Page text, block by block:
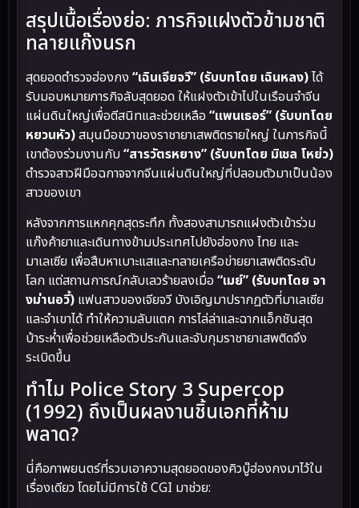
สรุปเนื้อเรื่องย่อ: ภารกิจแฝงตัวข้ามชาติ
ทลายแก๊งนรก
สุดยอดตำรวจฮ่องกง “เฉินเจียจวี” (รับบทโดย เฉินหลง)ได้
รับมอบหมายภารกิจลับสุดยอด ให้แฝงตัวเข้าไปในเรือนจำจีน
แผ่นดินใหญ่เพื่อตีสนิทและช่วยเหลือ “แพนเธอร์” (รับบทโดย
หยวนหัว)สมุนมือขวาของราชายาเสพติดรายใหญ่ ในภารกิจนี้
เขาต้องร่วมงานกับ“สารวัตรหยาง” (รับบทโดย มิเชล โหย่ว)
ตำรวจสาวฝีมือฉกาจจากจีนแผ่นดินใหญ่ที่ปลอมตัวมาเป็นน้อง
สาวของเขา
หลังจากการแหกคุกสุดระทึก ทั้งสองสามารถแฝงตัวเข้าร่วม
แก๊งค้ายาและเดินทางข้ามประเทศไปยังฮ่องกง ไทย และ
มาเลเซีย เพื่อสืบหาเบาะแสและทลายเครือข่ายยาเสพติดระดับ
โลก แต่สถานการณ์กลับเลวร้ายลงเมื่อ “เมย์” (รับบทโดย จา
งม่านอวี้) แฟนสาวของเจียจวี บังเอิญมาปรากฏตัวที่มาเลเซีย
และจำเขาได้ ทำให้ความลับแตก การไล่ล่าและฉากแอ็กชันสุด
บ้าระห่ำเพื่อช่วยเหลือตัวประกันและจับกุมราชายาเสพติดจึง
ระเบิดขึ้น
ทำไม Police Story 3 Supercop
(1992) ถึงเป็นผลงานชิ้นเอกที่ห้าม
พลาด?
นี่คือภาพยนตร์ที่รวมเอาความสุดยอดของคิวบู๊ฮ่องกงมาไว้ใน
เรื่องเดียว โดยไม่มีการใช้ CGI มาช่วย: